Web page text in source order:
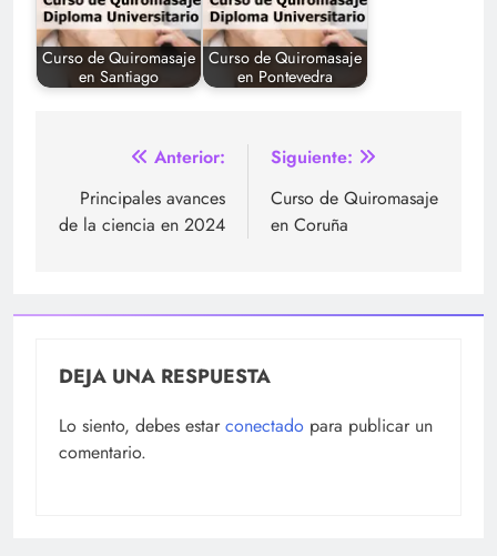
Curso de Quiromasaje
en Santiago
Curso de Quiromasaje
en Pontevedra
Navegación
de
entradas
Anterior:
Principales avances
de la ciencia en 2024
Siguiente:
Curso de Quiromasaje
en Coruña
DEJA UNA RESPUESTA
Lo siento, debes estar conectado para publicar un
comentario.